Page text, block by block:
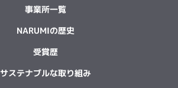
事業所一覧
NARUMIの歴史
受賞歴
サステナブルな取り組み